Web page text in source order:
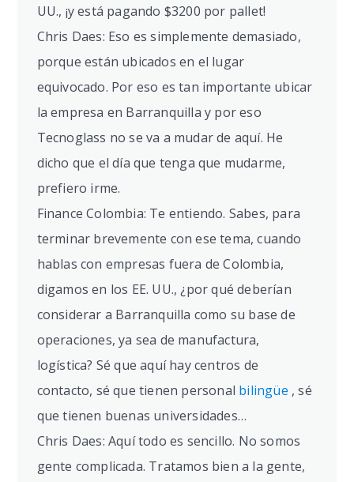
UU., ¡y está pagando $3200 por pallet!
Chris Daes: Eso es simplemente demasiado,
porque están ubicados en el lugar
equivocado. Por eso es tan importante ubicar
la empresa en Barranquilla y por eso
Tecnoglass no se va a mudar de aquí. He
dicho que el día que tenga que mudarme,
prefiero irme.
Finance Colombia: Te entiendo. Sabes, para
terminar brevemente con ese tema, cuando
hablas con empresas fuera de Colombia,
digamos en los EE. UU., ¿por qué deberían
considerar a Barranquilla como su base de
operaciones, ya sea de manufactura,
logística? Sé que aquí hay centros de
contacto, sé que tienen personal bilingüe , sé
que tienen buenas universidades…
Chris Daes: Aquí todo es sencillo. No somos
gente complicada. Tratamos bien a la gente,